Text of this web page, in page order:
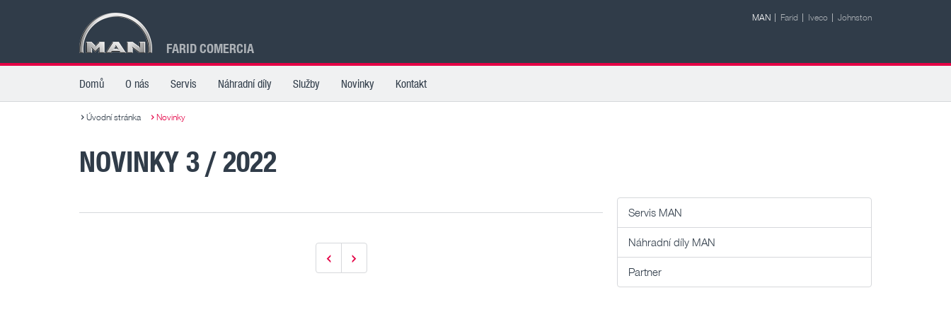
FARID COMERCIA
MAN Farid Iveco Johnston
Domů O nás Servis Náhradní díly Služby Novinky Kontakt
Úvodní stránka Novinky
NOVINKY 3 / 2022
Servis MAN
Náhradní díly MAN
Partner